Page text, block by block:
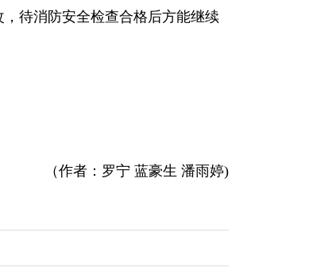
待消防安全检查合格后方能继续
（作者：罗宁 蓝豪生 潘雨婷)